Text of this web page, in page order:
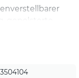
gepolsterte,
außen
Hauptfach mit